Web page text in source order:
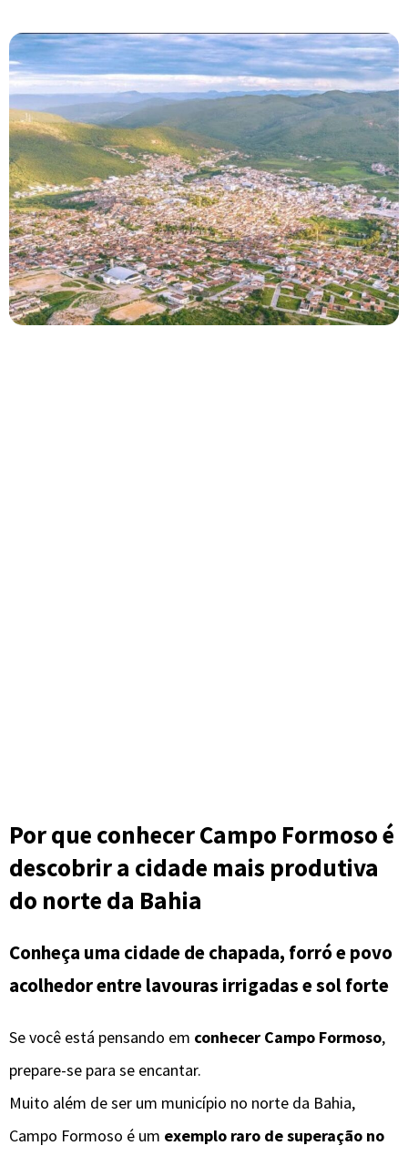
Por que conhecer Campo Formoso é
descobrir a cidade mais produtiva
do norte da Bahia
Conheça uma cidade de chapada, forró e povo
acolhedor entre lavouras irrigadas e sol forte
Se você está pensando em conhecer Campo Formoso,
prepare-se para se encantar.
Muito além de ser um município no norte da Bahia,
Campo Formoso é um exemplo raro de superação no